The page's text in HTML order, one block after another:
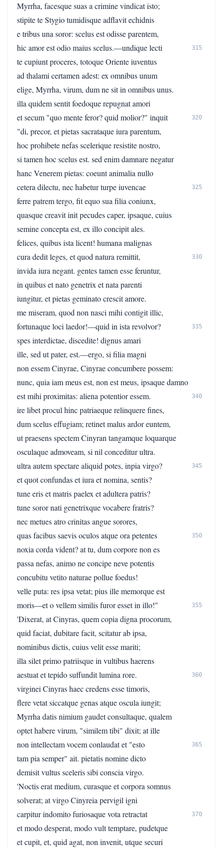
Myrrha, facesque suas a crimine vindicat isto;
stipite te Stygio tumidisque adflavit echidnis
e tribus una soror: scelus est odisse parentem,
hic amor est odio maius scelus.—undique lecti
315
te cupiunt proceres, totoque Oriente iuventus
ad thalami certamen adest: ex omnibus unum
elige, Myrrha, virum, dum ne sit in omnibus unus.
illa quidem sentit foedoque repugnat amori
et secum "quo mente feror? quid molior?" inquit
320
"di, precor, et pietas sacrataque iura parentum,
hoc prohibete nefas scelerique resistite nostro,
si tamen hoc scelus est. sed enim damnare negatur
hanc Venerem pietas: coeunt animalia nullo
cetera dilectu, nec habetur turpe iuvencae
325
ferre patrem tergo, fit equo sua filia coniunx,
quasque creavit init pecudes caper, ipsaque, cuius
semine concepta est, ex illo concipit ales.
felices, quibus ista licent! humana malignas
cura dedit leges, et quod natura remittit,
330
invida iura negant. gentes tamen esse feruntur,
in quibus et nato genetrix et nata parenti
iungitur, et pietas geminato crescit amore.
me miseram, quod non nasci mihi contigit illic,
fortunaque loci laedor!—quid in ista revolvor?
335
spes interdictae, discedite! dignus amari
ille, sed ut pater, est.—ergo, si filia magni
non essem Cinyrae, Cinyrae concumbere possem:
nunc, quia iam meus est, non est meus, ipsaque damno
est mihi proximitas: aliena potentior essem.
340
ire libet procul hinc patriaeque relinquere fines,
dum scelus effugiam; retinet malus ardor euntem,
ut praesens spectem Cinyran tangamque loquarque
osculaque admoveam, si nil conceditur ultra.
ultra autem spectare aliquid potes, inpia virgo?
345
et quot confundas et iura et nomina, sentis?
tune eris et matris paelex et adultera patris?
tune soror nati genetrixque vocabere fratris?
nec metues atro crinitas angue sorores,
quas facibus saevis oculos atque ora petentes
350
noxia corda vident? at tu, dum corpore non es
passa nefas, animo ne concipe neve potentis
concubitu vetito naturae pollue foedus!
velle puta: res ipsa vetat; pius ille memorque est
moris—et o vellem similis furor esset in illo!"
355
'Dixerat, at Cinyras, quem copia digna procorum,
quid faciat, dubitare facit, scitatur ab ipsa,
nominibus dictis, cuius velit esse mariti;
illa silet primo patriisque in vultibus haerens
aestuat et tepido suffundit lumina rore.
360
virginei Cinyras haec credens esse timoris,
flere vetat siccatque genas atque oscula iungit;
Myrrha datis nimium gaudet consultaque, qualem
optet habere virum, "similem tibi" dixit; at ille
non intellectam vocem conlaudat et "esto
365
tam pia semper" ait. pietatis nomine dicto
demisit vultus sceleris sibi conscia virgo.
'Noctis erat medium, curasque et corpora somnus
solverat; at virgo Cinyreia pervigil igni
carpitur indomito furiosaque vota retractat
370
et modo desperat, modo vult temptare, pudetque
et cupit, et, quid agat, non invenit, utque securi